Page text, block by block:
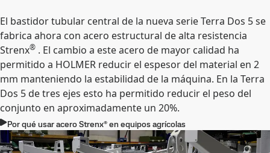
El bastidor tubular central de la nueva serie Terra Dos 5 se
fabrica ahora con acero estructural de alta resistencia
Strenx® . El cambio a este acero de mayor calidad ha
permitido a HOLMER reducir el espesor del material en 2
mm manteniendo la estabilidad de la máquina. En la Terra
Dos 5 de tres ejes esto ha permitido reducir el peso del
conjunto en aproximadamente un 20%.
Por qué usar acero Strenx® en equipos agrícolas